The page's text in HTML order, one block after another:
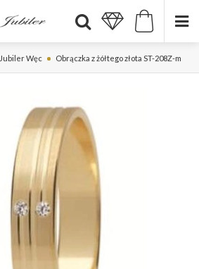
Jubiler Węc Obrączka z żółtego złota ST-208Z-m